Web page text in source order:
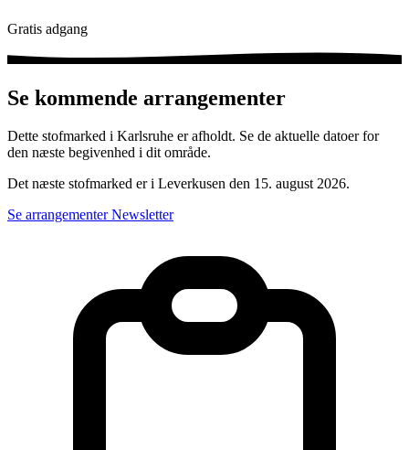
Gratis adgang
Se kommende arrangementer
Dette stofmarked i Karlsruhe er afholdt. Se de aktuelle datoer for
den næste begivenhed i dit område.
Det næste stofmarked er i Leverkusen den 15. august 2026.
Se arrangementerNewsletter